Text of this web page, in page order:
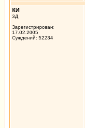
КИ
3Д
Зарегистрирован:
17.02.2005
Суждений: 52234